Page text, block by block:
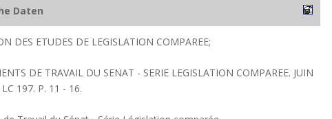
Daten
DES ETUDES DE LEGISLATION COMPAREE;
DE TRAVAIL DU SENAT - SERIE LEGISLATION COMPAREE. JUIN
197. P. 11 - 16.